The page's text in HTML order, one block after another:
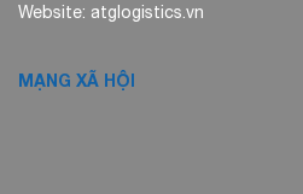
Website: atglogistics.vn
MẠNG XÃ HỘI